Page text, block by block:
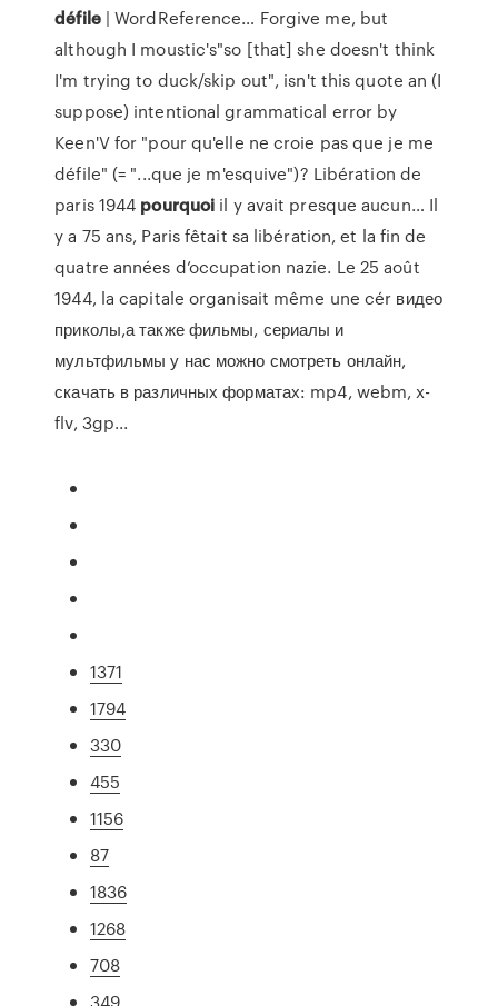
défile| WordReference… Forgive me, but
although I moustic's"so [that] she doesn't think
I'm trying to duck/skip out", isn't this quote an (I
suppose) intentional grammatical error by
Keen'V for "pour qu'elle ne croie pas que je me
défile" (= "...que je m'esquive")? Libération de
paris 1944 pourquoi il y avait presque aucun… Il
y a 75 ans, Paris fêtait sa libération, et la fin de
quatre années d’occupation nazie. Le 25 août
1944, la capitale organisait même une cér видео
приколы,а также фильмы, сериалы и
мультфильмы у нас можно смотреть онлайн,
скачать в различных форматах: mp4, webm, x-
flv, 3gp...
1371
1794
330
455
1156
87
1836
1268
708
349